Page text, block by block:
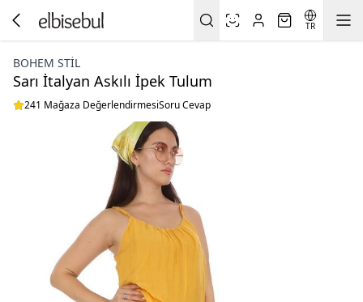
TR
BOHEM STIL
Sarı İtalyan Askılı İpek Tulum
241 Mağaza DeğerlendirmesiSoru Cevap